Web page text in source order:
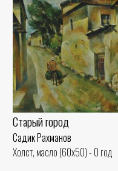
Старый город
Садик Рахманов
Холст, масло (60x50) - 0 год